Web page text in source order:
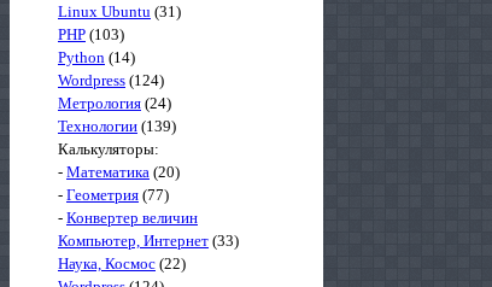
Linux Ubuntu (31)
PHP (103)
Python (14)
Wordpress (124)
Метрология (24)
Технологии (139)
Калькуляторы:
- Математика (20)
- Геометрия (77)
- Конвертер величин
Компьютер, Интернет (33)
Наука, Космос (22)